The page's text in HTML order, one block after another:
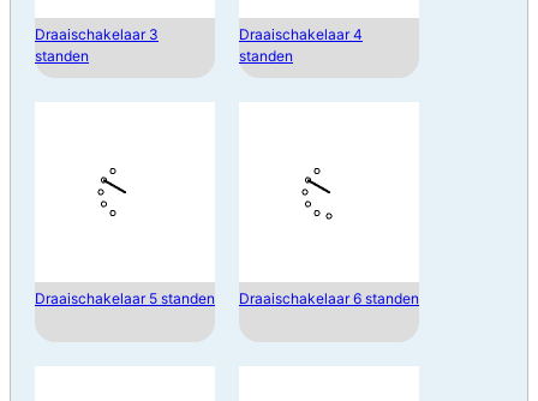
Draaischakelaar 3
standen
Draaischakelaar 4
standen
Draaischakelaar 5 standen Draaischakelaar 6 standen